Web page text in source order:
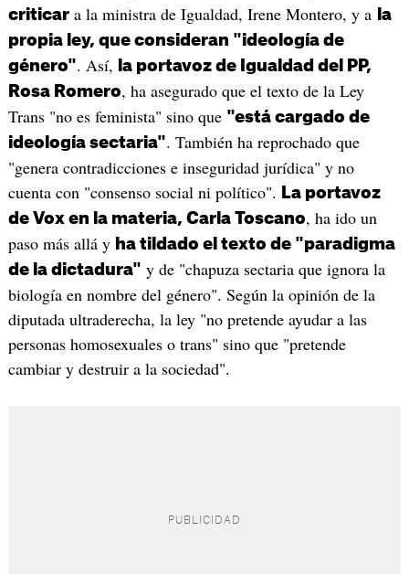
criticara la ministra de Igualdad, Irene Montero, y a
la
propia ley, que consideran "ideología de
género". Así,
la portavoz de Igualdad del PP,
Rosa Romero, ha asegurado que el texto de la Ley
Trans "no es feminista" sino que "está cargado de
ideología sectaria". También ha reprochado que
"genera contradicciones e inseguridad jurídica" y no
cuenta con "consenso social ni político".
La portavoz
de Vox en la materia, Carla Toscano, ha ido un
paso más allá y ha tildado el texto de "paradigma
de la dictadura" y de "chapuza sectaria que ignora la
biología en nombre del género". Según la opinión de la
diputada ultraderecha, la ley "no pretende ayudar a las
personas homosexuales o trans" sino que "pretende
cambiar y destruir a la sociedad".